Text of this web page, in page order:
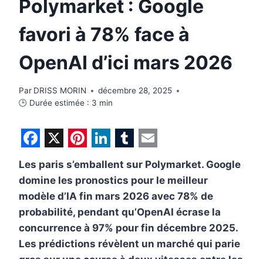
Polymarket : Google
favori à 78% face à
OpenAI d’ici mars 2026
Par DRISS MORIN
décembre 28, 2025
🕒 Durée estimée : 3 min
F
a
c
e
b
o
X P
i
n
t
e
r
L
i
n
k
e
d
T
u
m
b
l
r
E
m
a
i
l
Les paris s’emballent sur Polymarket. Google
domine les pronostics pour le meilleur
modèle d’IA fin mars 2026 avec 78% de
probabilité, pendant qu’OpenAI écrase la
concurrence à 97% pour fin décembre 2025.
Les prédictions révèlent un marché qui parie